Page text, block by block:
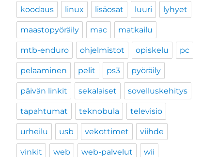
koodaus linux lisäosat luuri lyhyet
maastopyöräily mac matkailu
mtb-enduro ohjelmistot opiskelu pc
pelaaminen pelit ps3 pyöräily
päivän linkit sekalaiset sovelluskehitys
tapahtumat teknobula televisio
urheilu usb vekottimet viihde
vinkit web web-palvelut wii